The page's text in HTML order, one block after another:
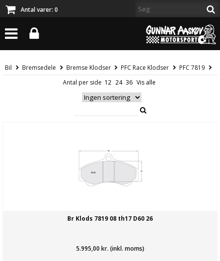
Antal varer: 0
Bil Bremsedele Bremse Klodser PFC Race Klodser
PFC 7819
Antal per side
Br Klods 7819 08 th17 D60 26
5.995,00 kr. (inkl. moms)